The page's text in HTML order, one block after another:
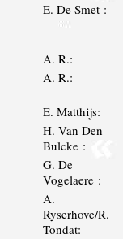
E. De Smet :
A. R.:
A. R.:
E. Matthijs:
H. Van Den
Bulcke :
G. De
Vogelaere :
A.
Ryserhove/R.
Tondat: